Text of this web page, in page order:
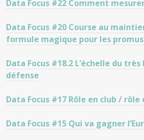
Data Focus #22 Comment
Data Focus #20 Course au
formule magique pour les promus
Data Focus #18.2 L’échelle du
défense
Data Focus #17 Rôle en club /
Data Focus #15 Qui va gagner